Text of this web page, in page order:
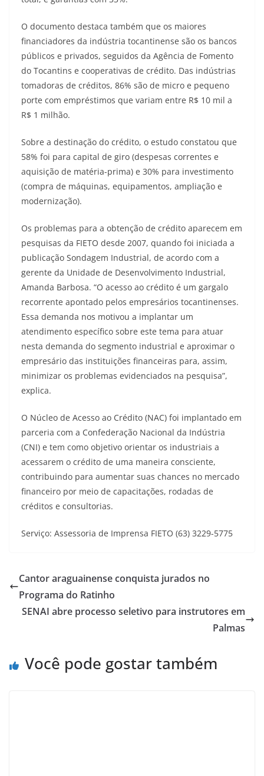
O documento destaca também que os maiores
financiadores da indústria tocantinense são os bancos
públicos e privados, seguidos da Agência de Fomento
do Tocantins e cooperativas de crédito. Das indústrias
tomadoras de créditos, 86% são de micro e pequeno
porte com empréstimos que variam entre R$ 10 mil a
R$ 1 milhão.
Sobre a destinação do crédito, o estudo constatou que
58% foi para capital de giro (despesas correntes e
aquisição de matéria-prima) e 30% para investimento
(compra de máquinas, equipamentos, ampliação e
modernização).
Os problemas para a obtenção de crédito aparecem em
pesquisas da FIETO desde 2007, quando foi iniciada a
publicação Sondagem Industrial, de acordo com a
gerente da Unidade de Desenvolvimento Industrial,
Amanda Barbosa. “O acesso ao crédito é um gargalo
recorrente apontado pelos empresários tocantinenses.
Essa demanda nos motivou a implantar um
atendimento específico sobre este tema para atuar
nesta demanda do segmento industrial e aproximar o
empresário das instituições financeiras para, assim,
minimizar os problemas evidenciados na pesquisa”,
explica.
O Núcleo de Acesso ao Crédito (NAC) foi implantado em
parceria com a Confederação Nacional da Indústria
(CNI) e tem como objetivo orientar os industriais a
acessarem o crédito de uma maneira consciente,
contribuindo para aumentar suas chances no mercado
financeiro por meio de capacitações, rodadas de
créditos e consultorias.
Serviço: Assessoria de Imprensa FIETO (63) 3229-5775
Cantor araguainense conquista jurados no
Programa do Ratinho
SENAI abre processo seletivo para instrutores em
Palmas
Você pode gostar também